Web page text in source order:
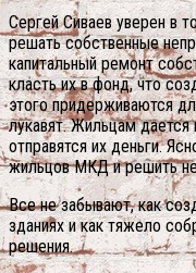
Сергей Сиваев уверен в
решать собственные
капитальный ремонт
класть их в фонд, что
этого придерживаются
лукавят. Жильцам
отправятся их деньги.
жильцов МКД и решить
Все не забывают, как
зданиях и как тяжело
решения.